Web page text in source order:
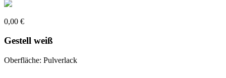
0,00 €
Gestell weiß
Oberfläche: Pulverlack